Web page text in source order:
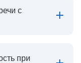
с
при